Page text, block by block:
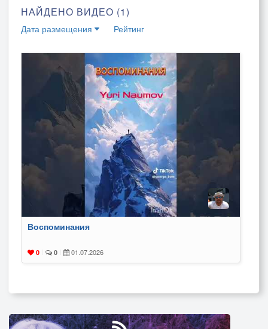
НАЙДЕНО ВИДЕО (1)
Дата размещения Рейтинг
Воспоминания
0 0 01.07.2026